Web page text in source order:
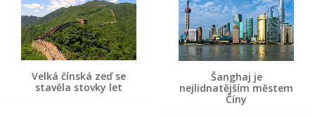
Velká čínská zeď se
stavěla stovky let
Šanghaj je
nejlidnatějším městem
Číny